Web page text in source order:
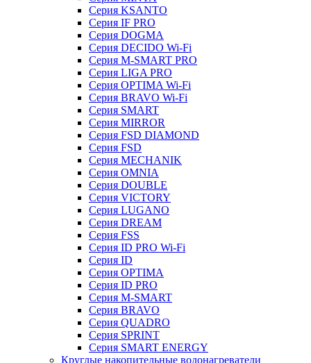
Серия KSANTO
Серия IF PRO
Серия DOGMA
Серия DECIDO Wi-Fi
Серия M-SMART PRO
Серия LIGA PRO
Серия OPTIMA Wi-Fi
Серия BRAVO Wi-Fi
Серия SMART
Серия MIRROR
Серия FSD DIAMOND
Серия FSD
Серия MECHANIK
Серия OMNIA
Серия DOUBLE
Серия VICTORY
Серия LUGANO
Серия DREAM
Серия FSS
Серия ID PRO Wi-Fi
Серия ID
Серия OPTIMA
Серия ID PRO
Серия M-SMART
Серия BRAVO
Серия QUADRO
Серия SPRINT
Серия SMART ENERGY
Круглые накопительные водонагреватели